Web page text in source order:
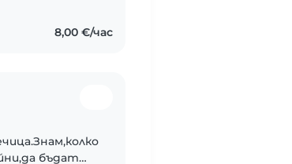
8,00 €/час
бъдат